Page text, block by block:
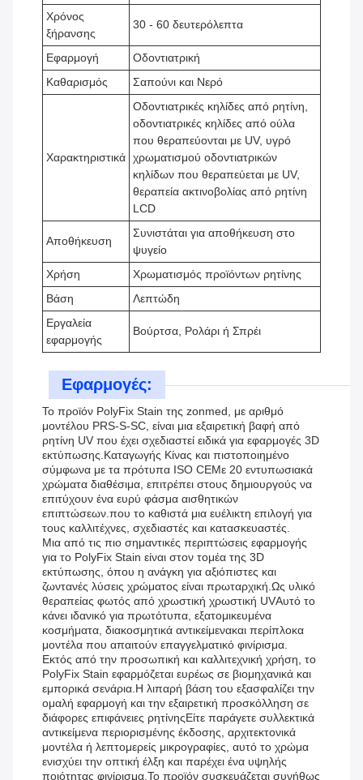
Χρόνος
ξήρανσης
30 - 60 δευτερόλεπτα
Εφαρμογή
Οδοντιατρική
Καθαρισμός
Σαπούνι και Νερό
Χαρακτηριστικά
Οδοντιατρικές κηλίδες από ρητίνη,
οδοντιατρικές κηλίδες από ούλα
που θεραπεύονται με UV, υγρό
χρωματισμού οδοντιατρικών
κηλίδων που θεραπεύεται με UV,
θεραπεία ακτινοβολίας από ρητίνη
LCD
Αποθήκευση
Συνιστάται για αποθήκευση στο
ψυγείο
Χρήση
Χρωματισμός προϊόντων ρητίνης
Βάση
Λεπτώδη
Εργαλεία
εφαρμογής
Βούρτσα, Ρολάρι ή Σπρέι
Εφαρμογές:
Το προϊόν PolyFix Stain της zonmed, με αριθμό
μοντέλου PRS-S-SC, είναι μια εξαιρετική βαφή από
ρητίνη UV που έχει σχεδιαστεί ειδικά για εφαρμογές 3D
εκτύπωσης.Καταγωγής Κίνας και πιστοποιημένο
σύμφωνα με τα πρότυπα ISO CEΜε 20 εντυπωσιακά
χρώματα διαθέσιμα, επιτρέπει στους δημιουργούς να
επιτύχουν ένα ευρύ φάσμα αισθητικών
επιπτώσεων.που το καθιστά μια ευέλικτη επιλογή για
τους καλλιτέχνες, σχεδιαστές και κατασκευαστές.
Μια από τις πιο σημαντικές περιπτώσεις εφαρμογής
για το PolyFix Stain είναι στον τομέα της 3D
εκτύπωσης, όπου η ανάγκη για αξιόπιστες και
ζωντανές λύσεις χρώματος είναι πρωταρχική.Ως υλικό
θεραπείας φωτός από χρωστική χρωστική UVΑυτό το
κάνει ιδανικό για πρωτότυπα, εξατομικευμένα
κοσμήματα, διακοσμητικά αντικείμενακαι περίπλοκα
μοντέλα που απαιτούν επαγγελματικό φινίρισμα.
Εκτός από την προσωπική και καλλιτεχνική χρήση, το
PolyFix Stain εφαρμόζεται ευρέως σε βιομηχανικά και
εμπορικά σενάρια.Η λιπαρή βάση του εξασφαλίζει την
ομαλή εφαρμογή και την εξαιρετική προσκόλληση σε
διάφορες επιφάνειες ρητίνηςΕίτε παράγετε συλλεκτικά
αντικείμενα περιορισμένης έκδοσης, αρχιτεκτονικά
μοντέλα ή λεπτομερείς μικρογραφίες, αυτό το χρώμα
ενισχύει την οπτική έλξη και παρέχει ένα υψηλής
ποιότητας φινίρισμα.Το προϊόν συσκευάζεται συνήθως